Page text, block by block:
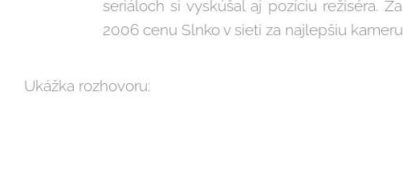
seriáloch si vyskúšal aj pozíciu režiséra.
2006 cenu Slnko v sieti za najlepšiu
Ukážka rozhovoru: